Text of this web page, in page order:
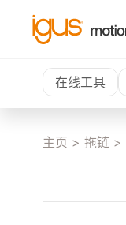
在线工具
主页 > 拖链 >